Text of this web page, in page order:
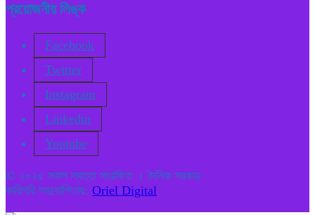
প্রয়োজনীয় লিঙ্ক
Facebook
Twitter
Instagram
Linkedin
Youtube
© ২০২৫ সকল স্বত্ত সংরক্ষিত । দৈনিক সরকার
কারিগরি সহযোগিতায়: Oriel Digital